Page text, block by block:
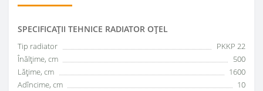
SPECIFICAŢII TEHNICE RADIATOR OȚEL
Tip radiator
PKKP 22
Înălțime, cm
500
Lățime, cm
1600
Adîncime, cm
10